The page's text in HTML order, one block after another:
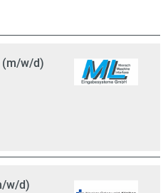
(m/w/d)
w/d)